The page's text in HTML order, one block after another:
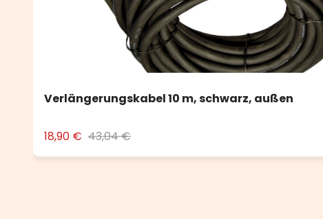
Verlängerungskabel 10 m, schwarz, außen
18,90 € 43,04 €